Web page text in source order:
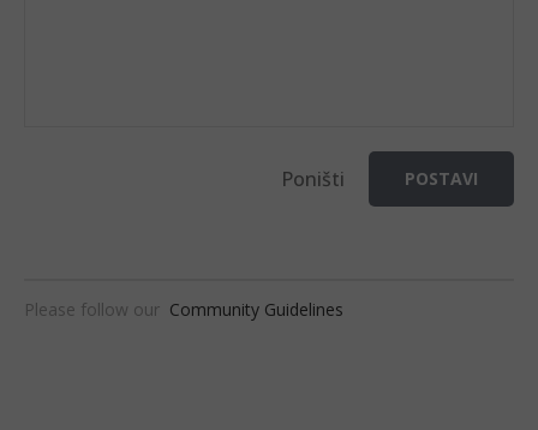
Poništi POSTAVI
Please follow our Community Guidelines